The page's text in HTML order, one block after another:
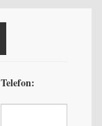
Telefon: